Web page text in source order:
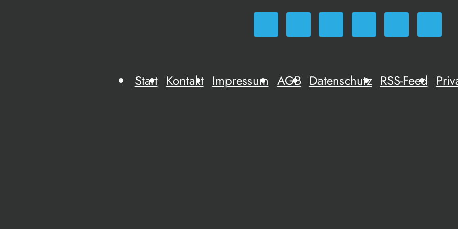
Start Kontakt Impressum AGB Datenschutz RSS-Feed